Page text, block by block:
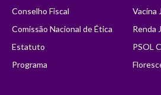
Conselho Fiscal
Comissão Nacional de Ética
Estatuto
Programa
Vacina
Renda
PSOL